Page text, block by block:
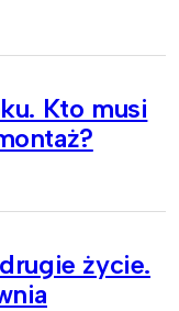
Kto musi
życie.